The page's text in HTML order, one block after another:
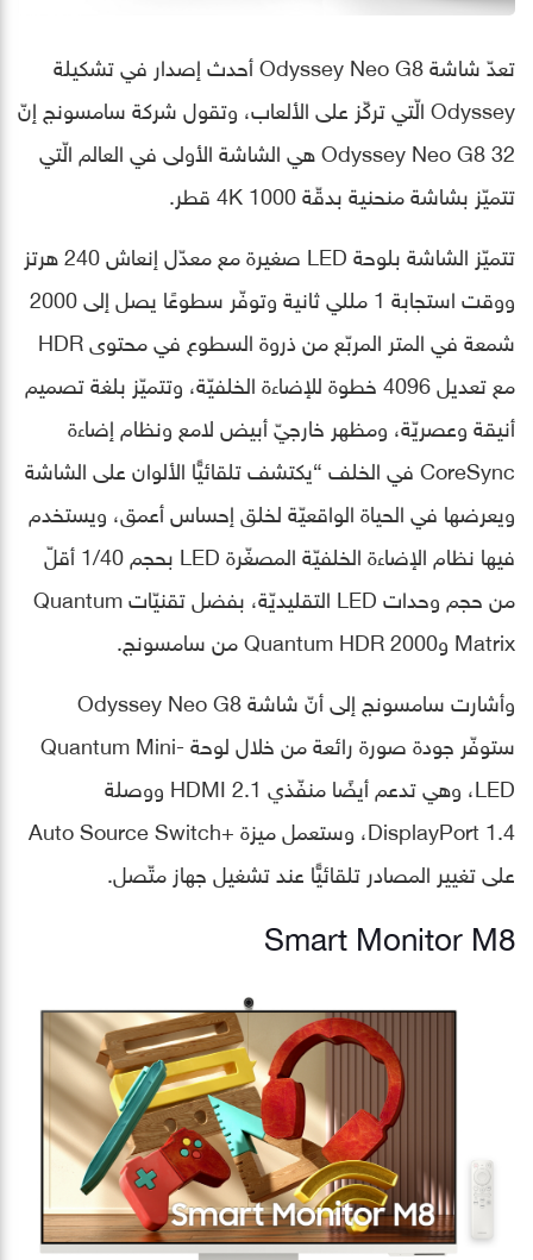
تعدّ شاشة Odyssey Neo G8 أحدث إصدار في تشكيلة
Odyssey الّتي تركّز على الألعاب، وتقول شركة سامسونج إنّ
Odyssey Neo G8 32 هي الشاشة الأولى في العالم الّتي
تتميّز بشاشة منحنية بدقّة 4K 1000 قطر.
تتميّز الشاشة بلوحة LED صغيرة مع معدّل إنعاش 240 هرتز
ووقت استجابة 1 مللي ثانية وتوفّر سطوعًا يصل إلى 2000
شمعة في المتر المربّع من ذروة السطوع في محتوى HDR
مع تعديل 4096 خطوة للإضاءة الخلفيّة، وتتميّز بلغة تصميم
أنيقة وعصريّة، ومظهر خارجيّ أبيض لامع ونظام إضاءة
CoreSync في الخلف “يكتشف تلقائيًّا الألوان على الشاشة
ويعرضها في الحياة الواقعيّة لخلق إحساس أعمق، ويستخدم
فيها نظام الإضاءة الخلفيّة المصغّرة LED بحجم 1/40 أقلّ
من حجم وحدات LED التقليديّة، بفضل تقنيّات Quantum
Matrix وQuantum HDR 2000 من سامسونج.
وأشارت سامسونج إلى أنّ شاشة Odyssey Neo G8
ستوفّر جودة صورة رائعة من خلال لوحة Quantum Mini-
LED، وهي تدعم أيضًا منفّذي HDMI 2.1 ووصلة
DisplayPort 1.4، وستعمل ميزة +Auto Source Switch
على تغيير المصادر تلقائيًّا عند تشغيل جهاز متّصل.
Smart Monitor M8